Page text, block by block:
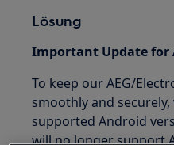
Lösung
Important Update for
To keep our AEG/
smoothly and
supported Android
will no longer support